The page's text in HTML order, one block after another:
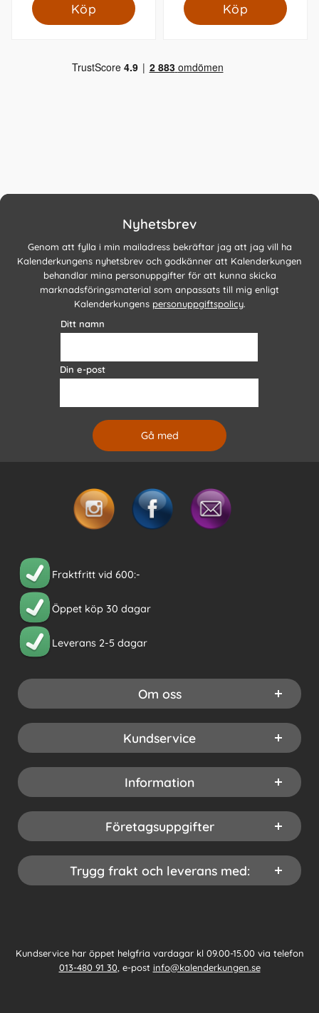
Köp Köp
Nyhetsbrev
Genom att fylla i min mailadress bekräftar jag att jag vill ha
Kalenderkungens nyhetsbrev och godkänner att Kalenderkungen
behandlar mina personuppgifter för att kunna skicka
marknadsföringsmaterial som anpassats till mig enligt
Kalenderkungens personuppgiftspolicy.
Ditt namn
Din e-post
Fraktfritt vid 600:-
Öppet köp 30 dagar
Leverans 2-5 dagar
Om oss
Kundservice
Information
Företagsuppgifter
Trygg frakt och leverans med:
Kundservice har öppet helgfria vardagar kl 09.00-15.00 via telefon
013-480 91 30, e-post info@kalenderkungen.se